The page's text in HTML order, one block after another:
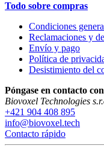
Todo sobre compras
Condiciones
Reclamaciones y
Envío y pago
Política de
Desistimiento del
Póngase en contacto
Biovoxel Technologies
+421 904 408 895
info@biovoxel.tech
Contacto rápido